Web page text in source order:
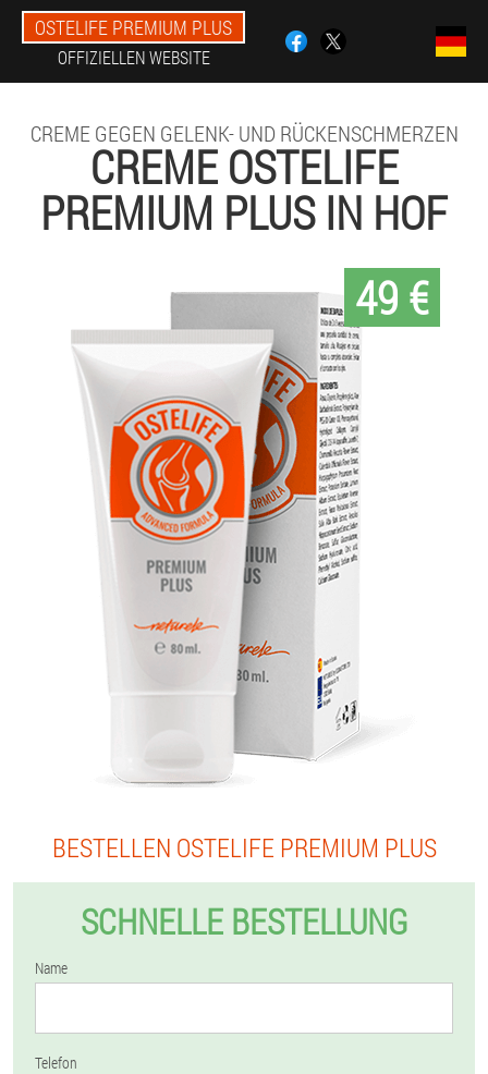
OSTELIFE PREMIUM PLUS
OFFIZIELLEN WEBSITE
CREME GEGEN GELENK- UND RÜCKENSCHMERZEN
CREME OSTELIFE
PREMIUM PLUS IN HOF
49 €
BESTELLEN OSTELIFE PREMIUM PLUS
SCHNELLE BESTELLUNG
Name
Telefon